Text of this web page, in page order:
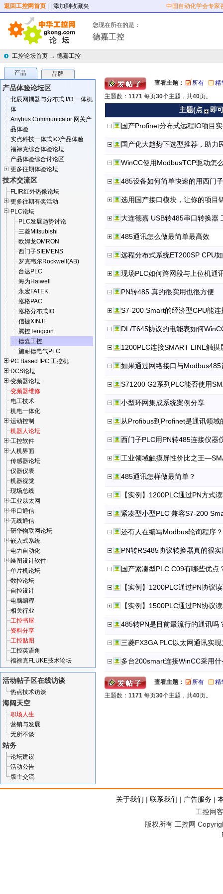
返回工控网首页 | 添加到收藏夹 中国自动化学会专家
您现在所在的是：
德嘉工控
工控论坛首页 → 德嘉工控
产品 品牌
产品体验论坛区
北辰网耦器与分布式 I/O 一体机
体
Anybus Communicator 网关产
品体验
实点科技一体式I/O产品体验
福禄克综合体验论坛
产品体验综合讨论区
更多往期体验论坛
技术交流区
FLIR红外热像论坛
更多往期有奖活动
PLC论坛
PLC发展趋势讨论
三菱Mitsubishi
欧姆龙OMRON
西门子SIEMENS
罗克韦尔Rockwell(AB)
台达PLC
海为Haiwell
永宏FATEK
泓格PAC
泓格分布式IO
信捷XINJE
腾控Tengcon
德嘉工控
施耐德电气PLC
PC Based IPC 工控机
DCS论坛
变频器论坛
变频器维修
电工技术
机电一体化
运动控制
机器人论坛
工控软件
人机界面
传感器论坛
仪器仪表
机器视觉
现场总线
工业以太网
串口通信
无线通信
研华物联网论坛
嵌入式系统
电力自动化
绘图设计软件
单片机论坛
数控论坛
自控设计
电脑编程
相关行业
工控书屋
资料分享
工控贴图
工控英语角
福禄克FLUKE技术论坛
活动帖子区在线访谈
热点技术访谈
海阔天空
职场人生
营销与发展
无所不谈
站务
论坛建议
活动公告
版主交流
查看主题： 所有
精
主题数： 1171 每页30个主题，共40页。
主题(点
即
国产Profinet分布式远程IO项目
国产化大趋势下选型推荐，助力
WinCC使用ModbusTCP驱动怎
485设备如何简单快速的用西门
选用国产接口模块，让你的项目
大连德嘉 USB转485串口转换器
485通讯怎么做最简单最高效
远程分布式系统ET200SP CPU
现场PLC如何跨网段与上位机通
PN转485 真的很实用也很方便
S7-200 Smart的经济型CPU能连
DL/T645协议的电能表如何
1200PLC连接SMART LINE触摸
如果通过网络接口与
S71200 G2系列PLC能否使用
小型环网集成系统案例分享
从Profibus到Profinet是通讯领域
西门子PLC用PN转485连接仪器
工业领域触摸屏性价比之王
485通讯怎样做最简单？
【实例】1200PLC通过PN方式
紧凑型小型PLC 兼容S7-200
还有人在编写Modbus轮询程序
PN转RS485协议转换器真的很
国产紧凑型PLC C09有哪些优点
【实例】1200PLC通过PN协议
【实例】1500PLC通过PN协议
485转PN是目前最流行的通讯吗
三菱FX3GA PLC以太网通讯实
多台200smart连接WinCC采用
查看主题： 所有
精
主题数： 1171 每页30个主题，共40页。
关于我们 | 联系我们 | 广告服务 |
工控网
版权所有 工控网